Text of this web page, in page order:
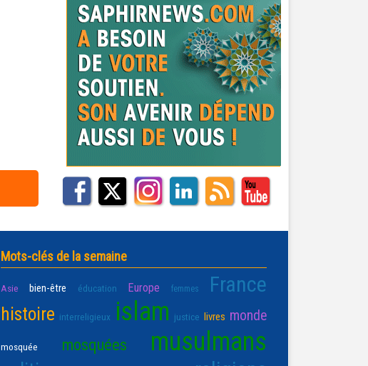
Mots-clés de la semaine
Asie bien-être éducation Europe femmes France
histoire interreligieux islam justice livres monde
mosquée mosquées musulmans